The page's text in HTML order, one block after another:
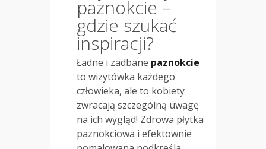
paznokcie –
gdzie szukać
inspiracji?
Ładne i zadbane paznokcie
to wizytówka każdego
człowieka, ale to kobiety
zwracają szczególną uwagę
na ich wygląd! Zdrowa płytka
paznokciowa i efektownie